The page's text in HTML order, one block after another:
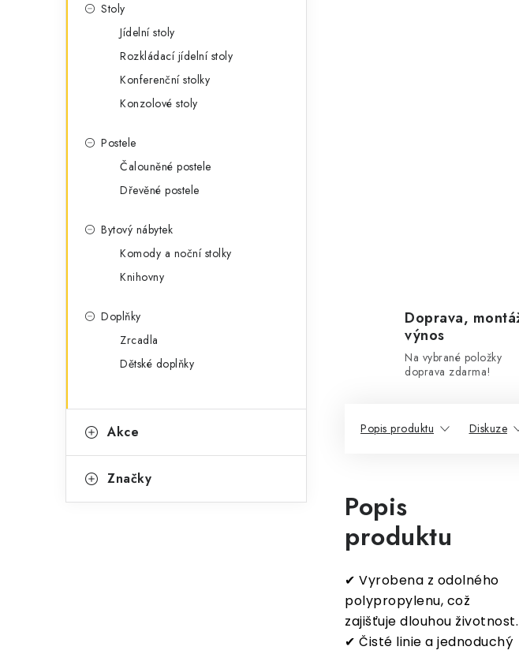
Stoly
Jídelní stoly
Rozkládací jídelní stoly
Konferenční stolky
Konzolové stoly
Postele
Čalouněné postele
Dřevěné postele
Bytový nábytek
Komody a noční stolky
Knihovny
Doplňky
Zrcadla
Dětské doplňky
Akce
Značky
Doprava,
výnos
Na vybrané položky
doprava zdarma!
Popis produktu Diskuze
Popis
produktu
✔ Vyrobena z odolného
polypropylenu, což
zajišťuje dlouhou životnost.
✔ Čisté linie a jednoduchý